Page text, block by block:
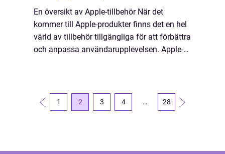
mätningar, skillnader och historiska
för- och nackdelar
En översikt av Apple-tillbehör När det
kommer till Apple-produkter finns det en hel
värld av tillbehör tillgängliga för att förbättra
och anpassa användarupplevelsen. Apple-
1 2 3 4 … 28